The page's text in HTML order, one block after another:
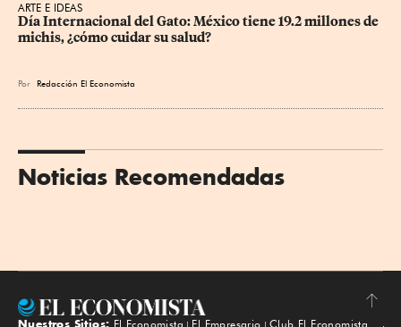
ARTE E IDEAS
Día Internacional del Gato: México tiene 19.2 millones de
michis, ¿cómo cuidar su salud?
Por Redacción El Economista
Noticias Recomendadas
Nuestros Sitios: El Economista El Empresario
Club El Economista